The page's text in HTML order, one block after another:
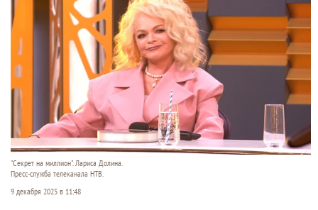
"Секрет на миллион". Лариса Долина.
Пресс-служба телеканала НТВ.
9 декабря 2025 в 11:48